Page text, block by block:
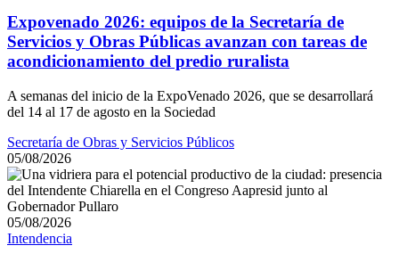
Expovenado 2026: equipos de la Secretaría de
Servicios y Obras Públicas avanzan con tareas de
acondicionamiento del predio ruralista
A semanas del inicio de la ExpoVenado 2026, que se desarrollará
del 14 al 17 de agosto en la Sociedad
Secretaría de Obras y Servicios Públicos
05/08/2026
05/08/2026
Intendencia